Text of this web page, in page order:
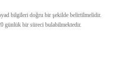
bilgileri doğru bir şekilde belirtilmelidir.
günlük bir süreci bulabilmektedir.